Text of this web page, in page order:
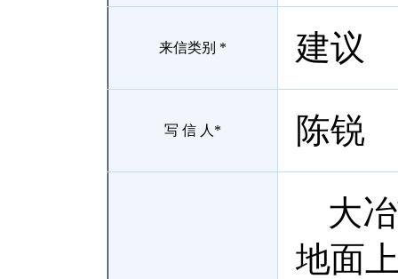
来信类别 * 建议
写 信 人* 陈锐
大
地面